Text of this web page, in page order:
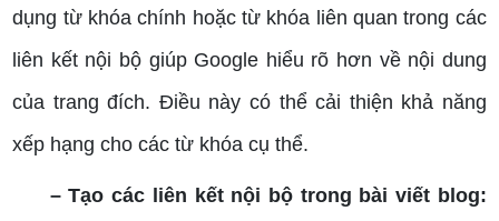
dụng từ khóa chính hoặc từ khóa liên quan trong các
liên kết nội bộ giúp Google hiểu rõ hơn về nội dung
của trang đích. Điều này có thể cải thiện khả năng
xếp hạng cho các từ khóa cụ thể.
– Tạo các liên kết nội bộ trong bài viết blog: